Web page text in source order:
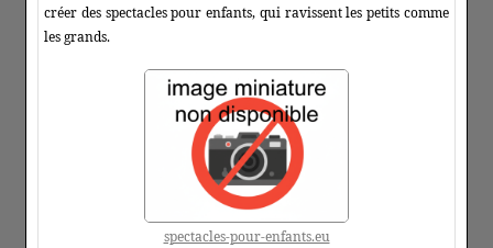
créer des spectacles pour enfants, qui ravissent les petits comme
les grands.
spectacles-pour-enfants.eu